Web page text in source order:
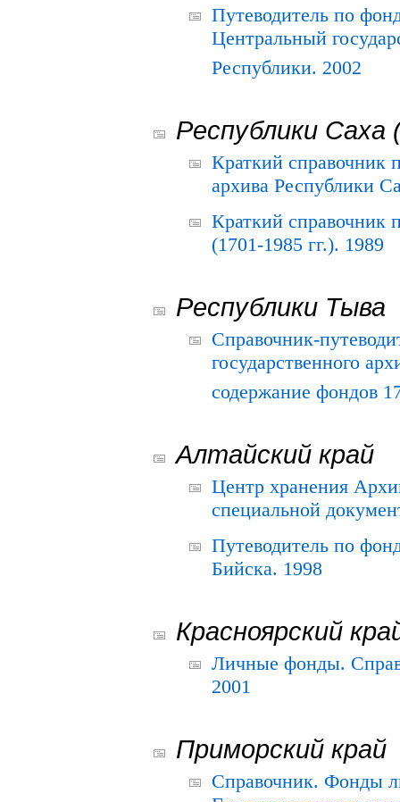
Путеводитель по
Центральный
Республики. 2002
Республики Саха
Краткий справочник
архива Республики
Краткий
(1701-1985 гг.). 1989
Республики Тыва
Справочник-
государственного
содержание фондов
Алтайский край
Центр хранения
специальной
Путеводитель по
Бийска. 1998
Красноярский
Личные фонды.
2001
Приморский край
Справочник. Фонды